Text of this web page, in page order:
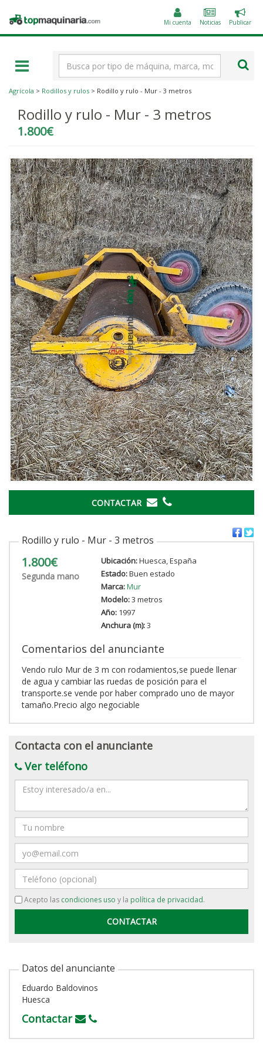
Topmaquinaria.com Mi cuenta Noticias
un
Publicar
Agrícola > Rodillos y rulos > Rodillo y rulo - Mur - 3 metros
Rodillo y rulo - Mur - 3 metros
1.800€
CONTACTAR
Rodillo y rulo - Mur - 3 metros
1.800€
Segunda mano
Ubicación:Huesca, España
Estado:Buen estado
Marca:Mur
Modelo:3 metros
Año:1997
Anchura (m):3
Comentarios del anunciante
Vendo rulo Mur de 3 m con rodamientos,se puede llenar
de agua y cambiar las ruedas de posición para el
transporte.se vende por haber comprado uno de mayor
tamaño.Precio algo negociable
Contacta con el anunciante
Ver teléfono
Mensaje
Nombre
Email
Teléfono
Acepto las condiciones uso y la política de privacidad.
Datos del anunciante
Eduardo Baldovinos
Huesca
Contactar